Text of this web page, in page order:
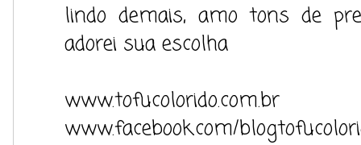
lindo demais, amo tons de
adorei sua escolha
www.tofucolorido.com.br
www.facebook.com/